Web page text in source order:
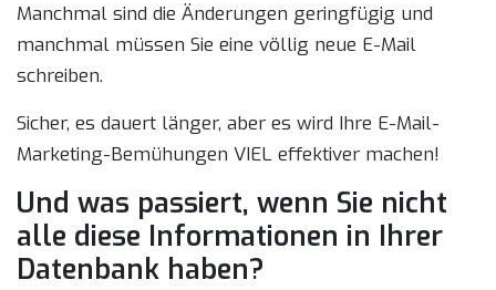
Manchmal sind die Änderungen geringfügig und
manchmal müssen Sie eine völlig neue E-Mail
schreiben.
Sicher, es dauert länger, aber es wird Ihre E-Mail-
Marketing-Bemühungen VIEL effektiver machen!
Und was passiert, wenn Sie nicht
alle diese Informationen in Ihrer
Datenbank haben?